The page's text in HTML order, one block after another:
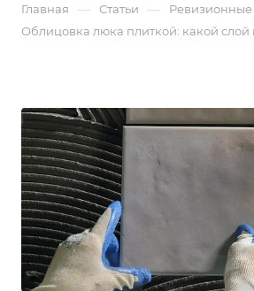
Главная — Статьи —
Облицовка люка плиткой: какой слой